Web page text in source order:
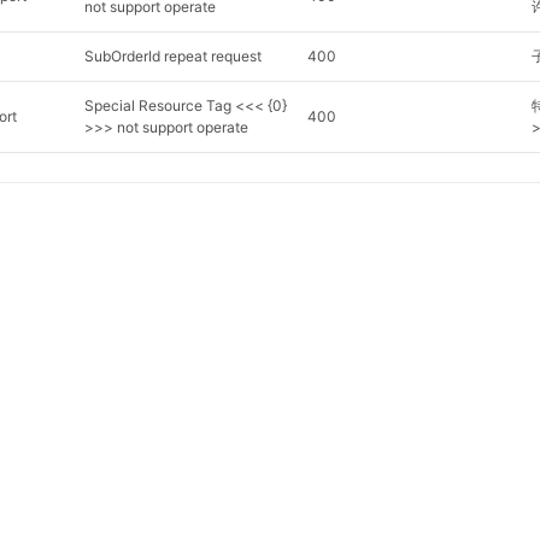
not support operate
SubOrderId repeat request 400
Special Resource Tag <<< {0}
>>> not support operate
400